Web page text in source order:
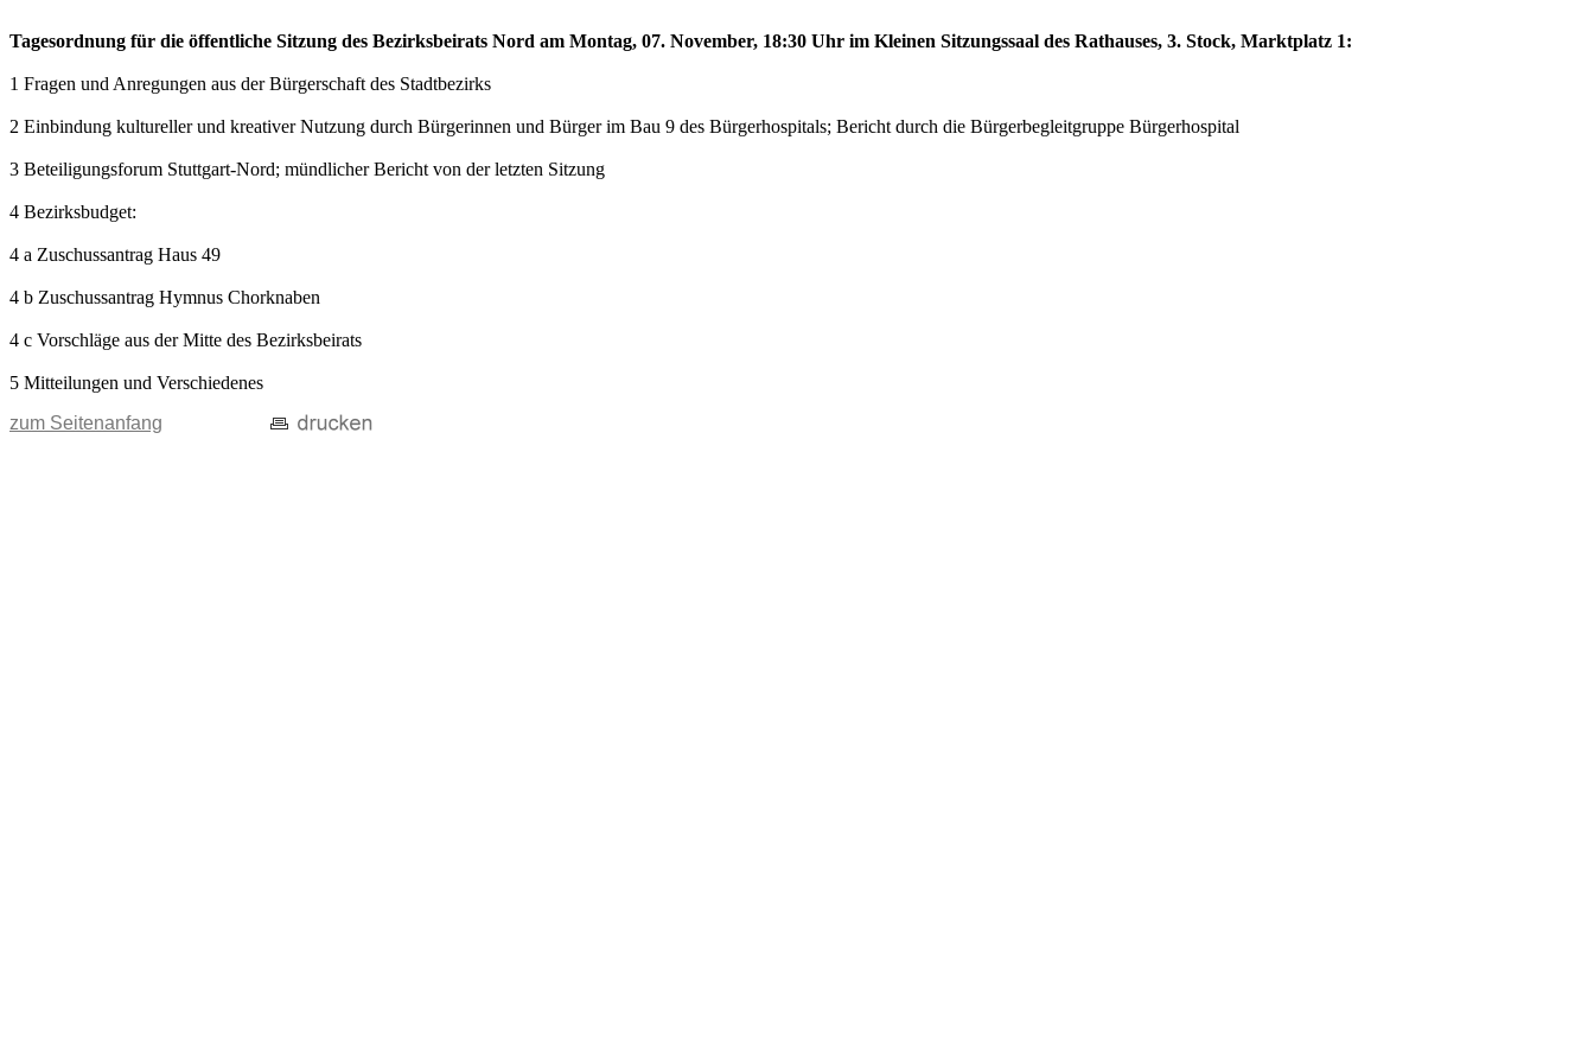
Tagesordnung für die öffentliche Sitzung des Bezirksbeirats Nord am Montag, 07. November, 18:30 Uhr im Kleinen Sitzungssaal des Rathauses, 3. Stock, Marktplatz 1:
1 Fragen und Anregungen aus der Bürgerschaft des Stadtbezirks
2 Einbindung kultureller und kreativer Nutzung durch Bürgerinnen und Bürger im Bau 9 des Bürgerhospitals; Bericht durch die Bürgerbegleitgruppe Bürgerhospital
3 Beteiligungsforum Stuttgart-Nord; mündlicher Bericht von der letzten Sitzung
4 Bezirksbudget:
4 a Zuschussantrag Haus 49
4 b Zuschussantrag Hymnus Chorknaben
4 c Vorschläge aus der Mitte des Bezirksbeirats
5 Mitteilungen und Verschiedenes
zum Seitenanfang